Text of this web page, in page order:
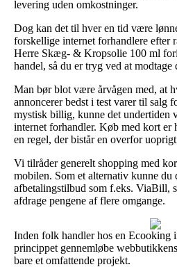
levering uden omkostninger.
Dog kan det til hver en tid være
forskellige internet forhandlere efter
Herre Skæg- & Kropsolie 100 ml
handel, så du er tryg ved at modtage
Man bør blot være årvågen med, at
annoncerer bedst i test varer til salg
mystisk billig, kunne det undertiden
internet forhandler. Køb med kort
en regel, der bistår en overfor
Vi tilråder generelt shopping med
mobilen. Som et alternativ kunne du
afbetalingstilbud som f.eks. ViaBill,
afdrage pengene af flere omgange.
Inden folk handler hos en Ecooking
princippet gennemløbe
bare et omfattende projekt.